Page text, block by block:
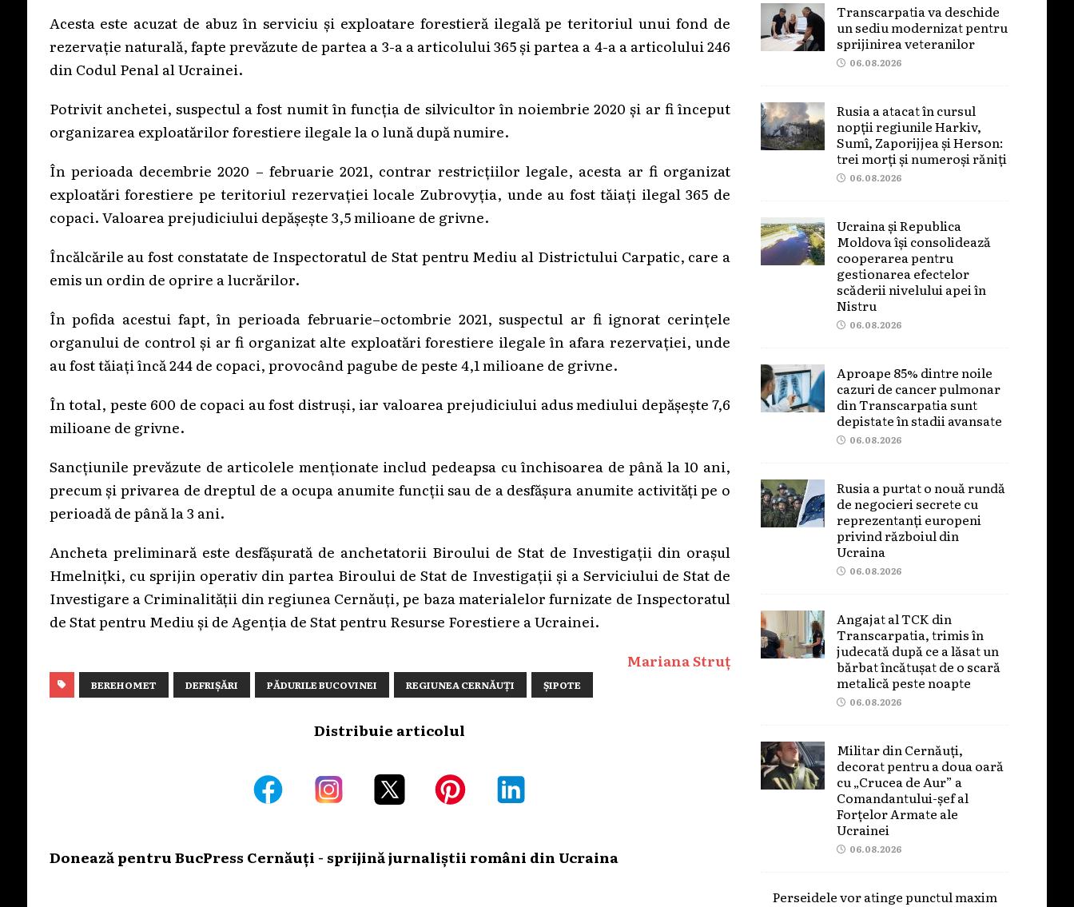
Acesta este acuzat de abuz în serviciu și exploatare forestieră ilegală pe teritoriul unui fond de
rezervație naturală, fapte prevăzute de partea a 3-a a articolului 365 și partea a 4-a a articolului 246
din Codul Penal al Ucrainei.
Potrivit anchetei, suspectul a fost numit în funcția de silvicultor în noiembrie 2020 și ar fi început
organizarea exploatărilor forestiere ilegale la o lună după numire.
În perioada decembrie 2020 – februarie 2021, contrar restricțiilor legale, acesta ar fi organizat
exploatări forestiere pe teritoriul rezervației locale Zubrovyția, unde au fost tăiați ilegal 365 de
copaci. Valoarea prejudiciului depășește 3,5 milioane de grivne.
Încălcările au fost constatate de Inspectoratul de Stat pentru Mediu al Districtului Carpatic, care a
emis un ordin de oprire a lucrărilor.
În pofida acestui fapt, în perioada februarie–octombrie 2021, suspectul ar fi ignorat cerințele
organului de control și ar fi organizat alte exploatări forestiere ilegale în afara rezervației, unde
au fost tăiați încă 244 de copaci, provocând pagube de peste 4,1 milioane de grivne.
În total, peste 600 de copaci au fost distruși, iar valoarea prejudiciului adus mediului depășește 7,6
milioane de grivne.
Sancțiunile prevăzute de articolele menționate includ pedeapsa cu închisoarea de până la 10 ani,
precum și privarea de dreptul de a ocupa anumite funcții sau de a desfășura anumite activități pe o
perioadă de până la 3 ani.
Ancheta preliminară este desfășurată de anchetatorii Biroului de Stat de Investigații din orașul
Hmelnițki, cu sprijin operativ din partea Biroului de Stat de Investigații și a Serviciului de Stat de
Investigare a Criminalității din regiunea Cernăuți, pe baza materialelor furnizate de Inspectoratul
de Stat pentru Mediu și de Agenția de Stat pentru Resurse Forestiere a Ucrainei.
Mariana Struț
BEREHOMET DEFRIȘĂRI PĂDURILE BUCOVINEI REGIUNEA CERNĂUȚI ȘIPOTE
Distribuie articolul
Donează pentru BucPress Cernăuți - sprijină jurnaliștii români din Ucraina
Transcarpatia va deschide
un sediu modernizat pentru
sprijinirea veteranilor
06.08.2026
Rusia a atacat în cursul
nopții regiunile Harkiv,
Sumî, Zaporijjea și Herson:
trei morți și numeroși răniți
06.08.2026
Ucraina și Republica
Moldova își consolidează
cooperarea pentru
gestionarea efectelor
scăderii nivelului apei în
Nistru
06.08.2026
Aproape 85% dintre noile
cazuri de cancer pulmonar
din Transcarpatia sunt
depistate în stadii avansate
06.08.2026
Rusia a purtat o nouă rundă
de negocieri secrete cu
reprezentanți europeni
privind războiul din
Ucraina
06.08.2026
Angajat al TCK din
Transcarpatia, trimis în
judecată după ce a lăsat un
bărbat încătușat de o scară
metalică peste noapte
06.08.2026
Militar din Cernăuți,
decorat pentru a doua oară
cu „Crucea de Aur” a
Comandantului-șef al
Forțelor Armate ale
Ucrainei
06.08.2026
Perseidele vor atinge punctul maxim